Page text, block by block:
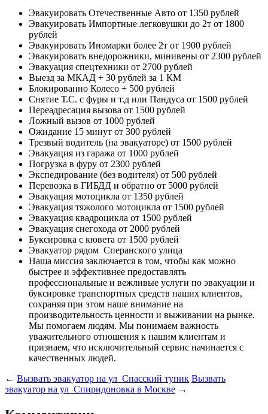
Эвакуировать Отечественные Авто от 1350 рублей
Эвакуировать Импортные легковушки до 2т от 1800
рублей
Эвакуировать Иномарки более 2т от 1900 рублей
Эвакуировать внедорожники, минивены от 2300 рублей
Эвакуация спецтехники от 2700 рублей
Выезд за МКАД + 30 рублей за 1 КМ
Блокированно Колесо + 500 рублей
Снятие Т.С. с фуры и т.д или Пандуса от 1500 рублей
Переадресация вызова от 1500 рублей
Ложный вызов от 1000 рублей
Ожидание 15 минут от 300 рублей
Трезвый водитель (на эвакуаторе) от 1500 рублей
Эвакуация из гаража от 1000 рублей
Погрузка в фуру от 2300 рублей
Экспедирование (без водителя) от 500 рублей
Перевозка в ГИБДД и обратно от 5000 рублей
Эвакуация мотоцикла от 1350 рублей
Эвакуация тяжолого мотоцикла от 1500 рублей
Эвакуация квадроцикла от 1500 рублей
Эвакуация снегохода от 2000 рублей
Буксировка с кювета от 1500 рублей
Эвакуатор рядом Сперанского улица
Наша миссия заключается в том, чтобы как можно
быстрее и эффективнее предоставлять
профессиональные и вежливые услуги по эвакуации и
буксировке транспортных средств наших клиентов,
сохраняя при этом наше внимание на
производительность ценности и выживании на рынке.
Мы помогаем людям. Мы понимаем важность
уважительного отношения к нашим клиентам и
признаем, что исключительный сервис начинается с
качественных людей.
← Вызвать эвакуатор на ул Спасский тупик Вызвать
эвакуатор на ул Спиридоновка в Москве →